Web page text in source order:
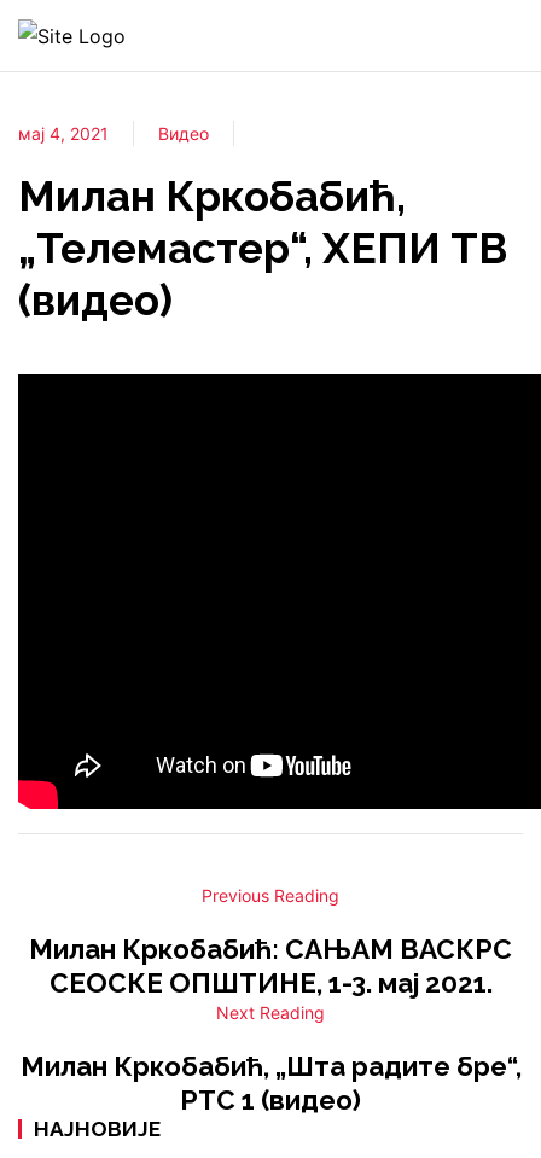
мај 4, 2021 Видео
Милан Кркобабић,
„Телемастер“, ХЕПИ ТВ
(видео)
Previous Reading
Милан Кркобабић: САЊАМ ВАСКРС
СЕОСКЕ ОПШТИНЕ, 1-3. мај 2021.
Next Reading
Милан Кркобабић, „Шта радите бре“,
РТС 1 (видео)
НАЈНОВИЈЕ